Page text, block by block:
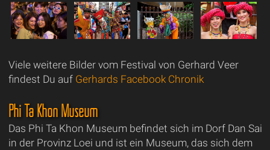
Viele weitere Bilder vom Festival von Gerhard Veer
findest Du auf Gerhards Facebook Chronik
Phi Ta Khon Museum
Das Phi Ta Khon Museum befindet sich im Dorf Dan Sai
in der Provinz Loei und ist ein Museum, das sich dem